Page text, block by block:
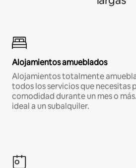
Alojamientos amueblados
Alojamientos totalmente
todos los servicios que necesitas
comodidad durante un mes o
ideal a un subalquiler.